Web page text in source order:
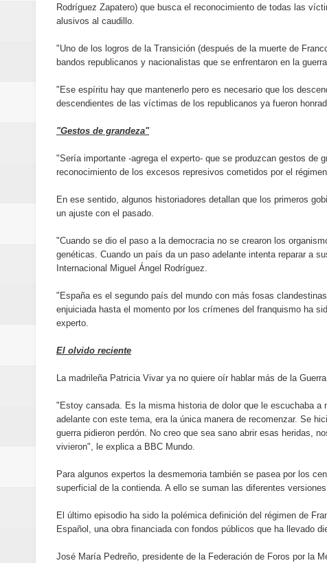
Humano Seguros inaugura nueva
Sexappeal celebra 25 años de
conmemorativos
Maridalia Hernández y El Canario se
Domingo
Banreservas y sus filiales realizan
SEPROI obtiene certificación ISO
Humano Seguros transforma la
minutos
Centro Cultural Banreservas
Rodríguez Zapatero) que busca el reconocimiento de todas las
alusivos al caudillo.
"Uno de los logros de la Transición (después de la muerte de
bandos republicanos y nacionalistas que se enfrentaron en la
"Ese espíritu hay que mantenerlo pero es necesario que los
descendientes de las víctimas de los republicanos ya fueron
"Gestos de grandeza"
"Sería importante -agrega el experto- que se produzcan gestos de
reconocimiento de los excesos represivos cometidos por el
En ese sentido, algunos historiadores detallan que los primeros
un ajuste con el pasado.
"Cuando se dio el paso a la democracia no se crearon los
genéticas. Cuando un país da un paso adelante intenta reparar a
Internacional Miguel Ángel Rodríguez.
"España es el segundo país del mundo con más fosas
enjuiciada hasta el momento por los crímenes del franquismo ha
experto.
El olvido reciente
La madrileña Patricia Vivar ya no quiere oír hablar más de la
"Estoy cansada. Es la misma historia de dolor que le escuchaba
adelante con este tema, era la única manera de recomenzar. Se
guerra pidieron perdón. No creo que sea sano abrir esas heridas,
vivieron", le explica a BBC Mundo.
Para algunos expertos la desmemoria también se pasea por los
superficial de la contienda. A ello se suman las diferentes
El último episodio ha sido la polémica definición del régimen de
Español, una obra financiada con fondos públicos que ha llevado
José María Pedreño, presidente de la Federación de Foros por la